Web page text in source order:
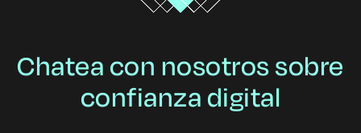
Chatea con nosotros sobre
confianza digital